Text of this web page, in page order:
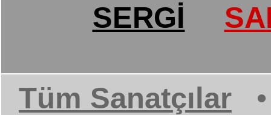
SERGİ
Tüm Sanatçılar